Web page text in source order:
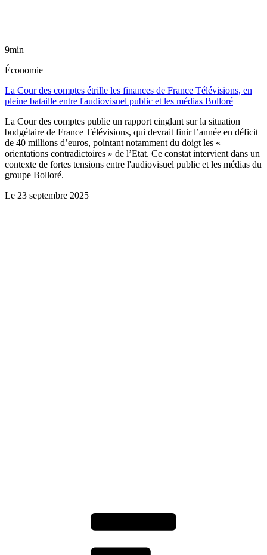
9min
Économie
La Cour des comptes étrille les finances de France Télévisions, en
pleine bataille entre l'audiovisuel public et les médias Bolloré
La Cour des comptes publie un rapport cinglant sur la situation
budgétaire de France Télévisions, qui devrait finir l’année en déficit
de 40 millions d’euros, pointant notamment du doigt les «
orientations contradictoires » de l’Etat. Ce constat intervient dans un
contexte de fortes tensions entre l'audiovisuel public et les médias du
groupe Bolloré.
Le 23 septembre 2025